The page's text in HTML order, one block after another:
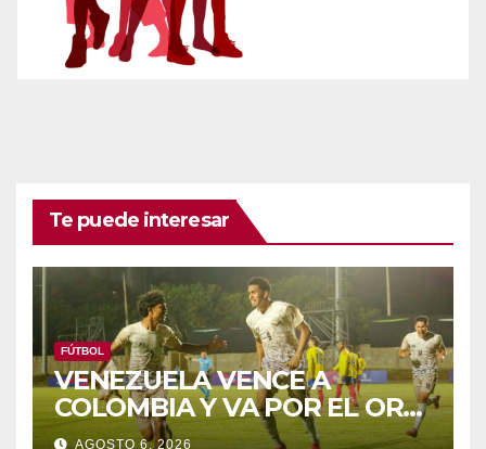
Te puede interesar
FÚTBOL
VENEZUELA VENCE A
COLOMBIA Y VA POR EL ORO
DE LOS JCAC
AGOSTO 6, 2026